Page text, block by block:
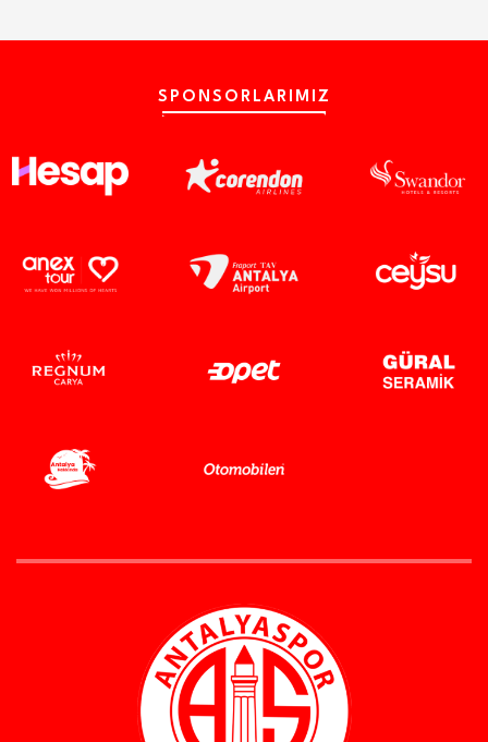
SPONSORLARIMIZ